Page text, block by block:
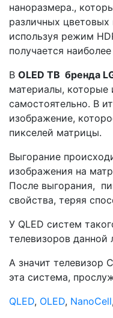
наноразмера.,
различных
используя режим
получается
В OLED ТВ бренда
материалы, которые
самостоятельно. В
изображение,
пикселей матрицы.
Выгорание
изображения на
После выгорания,
свойства, теряя
У QLED систем
телевизоров данной
А значит телевизор
эта система,
QLED, OLED, NanoCell,